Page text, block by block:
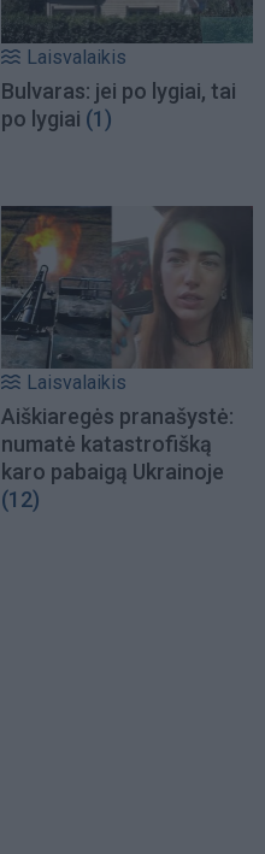
Laisvalaikis
Bulvaras: jei po lygiai, tai
po lygiai (1)
Laisvalaikis
Aiškiaregės pranašystė:
numatė katastrofišką
karo pabaigą Ukrainoje
(12)